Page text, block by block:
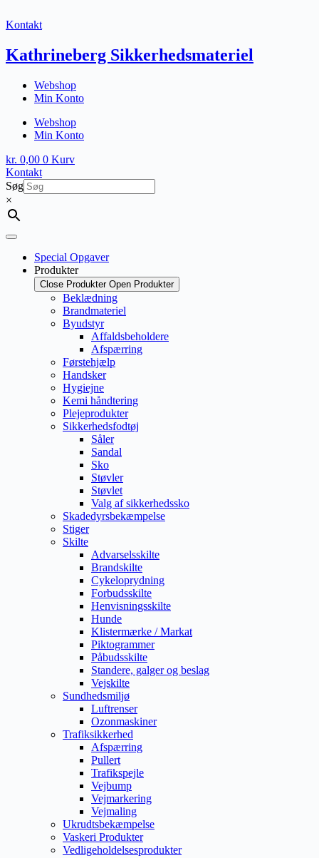
til
Kontakt
Kathrineberg Sikkerhedsmateriel
Webshop
Min Konto
Webshop
Min Konto
kr. 0,00 0 Kurv
Kontakt
Søg
×
Special Opgaver
Produkter
Close Produkter Open Produkter
Beklædning
Brandmateriel
Byudstyr
Affaldsbeholdere
Afspærring
Førstehjælp
Handsker
Hygiejne
Kemi håndtering
Plejeprodukter
Sikkerhedsfodtøj
Såler
Sandal
Sko
Støvler
Støvlet
Valg af sikkerhedssko
Skadedyrsbekæmpelse
Stiger
Skilte
Advarselsskilte
Brandskilte
Cykeloprydning
Forbudsskilte
Henvisningsskilte
Hunde
Klistermærke / Markat
Piktogrammer
Påbudsskilte
Standere, galger og beslag
Vejskilte
Sundhedsmiljø
Luftrenser
Ozonmaskiner
Trafiksikkerhed
Afspærring
Pullert
Trafikspejle
Vejbump
Vejmarkering
Vejmaling
Ukrudtsbekæmpelse
Vaskeri Produkter
Vedligeholdelsesprodukter